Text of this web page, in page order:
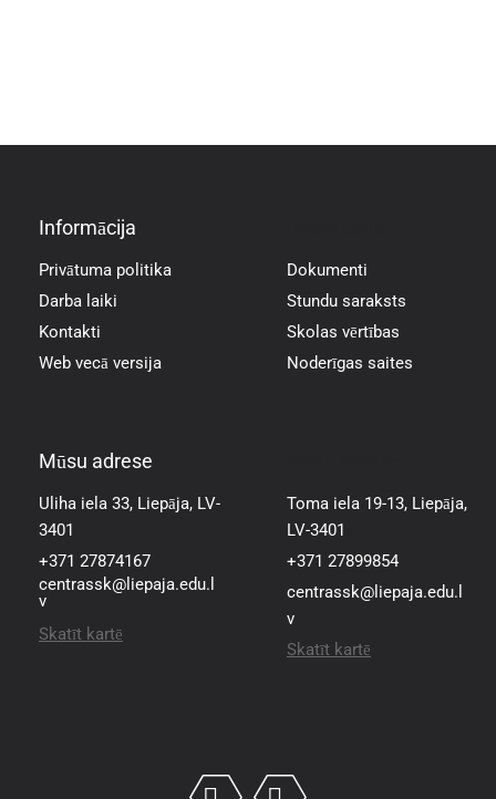
Informācija
Privātuma politika
Darba laiki
Kontakti
Web vecā versija
Dokumenti
Stundu saraksts
Skolas vērtības
Noderīgas saites
Mūsu adrese
Uliha iela 33, Liepāja, LV-
3401
+371 27874167
centrassk@liepaja.edu.l
v
Skatīt kartē
Toma iela 19-13, Liepāja,
LV-3401
+371 27899854
centrassk@liepaja.edu.l
v
Skatīt kartē